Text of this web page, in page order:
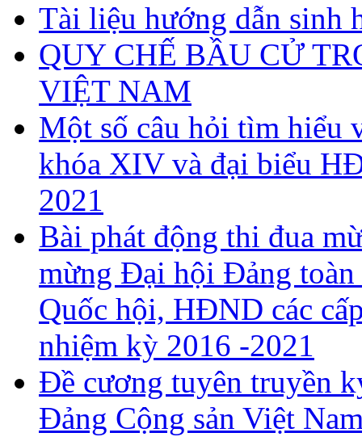
Tài liệu hướng dẫn sinh
QUY CHẾ BẦU CỬ
VIỆT NAM
Một số câu hỏi tìm hiểu
khóa XIV và đại biểu
2021
Bài phát động thi đua
mừng Đại hội Đảng
Quốc hội, HĐND các
nhiệm kỳ 2016 -2021
Đề cương tuyên truyền
Đảng Cộng sản Việt